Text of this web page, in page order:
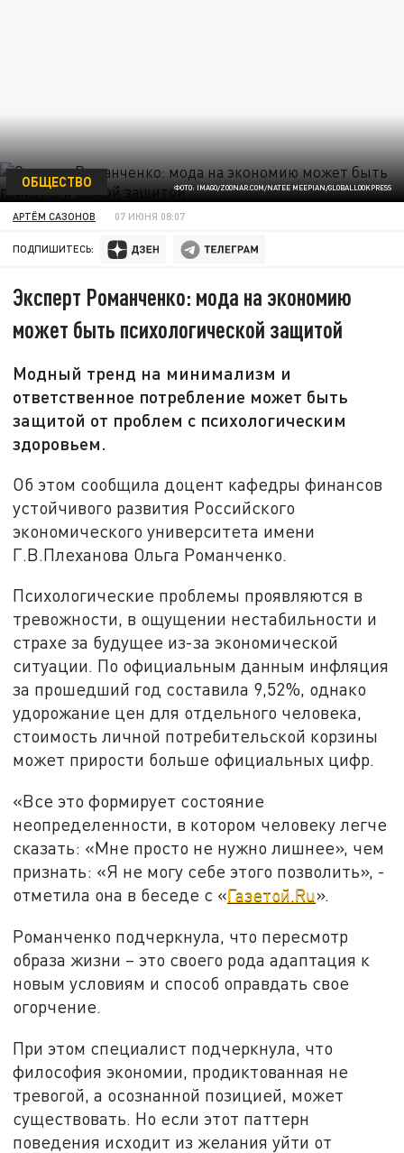
ФОТО: IMAGO/ZOONAR.COM/NATEE MEEPIAN/GLOBALLOOKPRESS
ОБЩЕСТВО
АРТЁМ САЗОНОВ 07 ИЮНЯ 08:07
ПОДПИШИТЕСЬ:
Эксперт Романченко: мода на экономию
может быть психологической защитой
Модный тренд на минимализм и
ответственное потребление может быть
защитой от проблем с психологическим
здоровьем.
Об этом сообщила доцент кафедры финансов
устойчивого развития Российского
экономического университета имени
Г.В.Плеханова Ольга Романченко.
Психологические проблемы проявляются в
тревожности, в ощущении нестабильности и
страхе за будущее из-за экономической
ситуации. По официальным данным инфляция
за прошедший год составила 9,52%, однако
удорожание цен для отдельного человека,
стоимость личной потребительской корзины
может прирости больше официальных цифр.
«Все это формирует состояние
неопределенности, в котором человеку легче
сказать: «Мне просто не нужно лишнее», чем
признать: «Я не могу себе этого позволить», -
отметила она в беседе с «Газетой.Ru».
Романченко подчеркнула, что пересмотр
образа жизни – это своего рода адаптация к
новым условиям и способ оправдать свое
огорчение.
При этом специалист подчеркнула, что
философия экономии, продиктованная не
тревогой, а осознанной позицией, может
существовать. Но если этот паттерн
поведения исходит из желания уйти от